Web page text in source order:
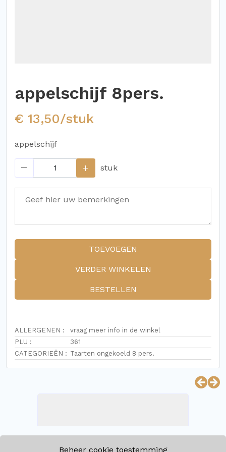
appelschijf 8pers.
€ 13,50/stuk
appelschijf
stuk
TOEVOEGEN
VERDER WINKELEN
BESTELLEN
ALLERGENEN :
vraag meer info in de winkel
PLU :
361
CATEGORIEËN : Taarten ongekoeld 8 pers.
Beheer cookie toestemming